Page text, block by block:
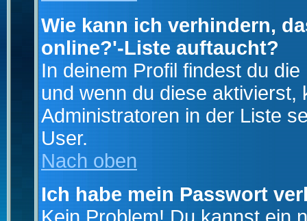
Wie kann ich verhindern,
online?'-Liste auftaucht?
In deinem Profil findest du
und wenn du diese aktivierst,
Administratoren in der Liste
User.
Nach oben
Ich habe mein Passwort